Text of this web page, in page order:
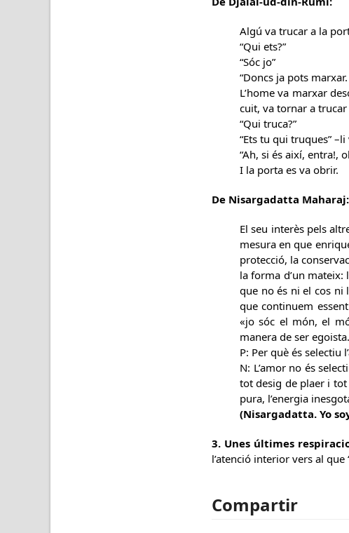
Algú va trucar a la
“Qui ets?”
“Sóc jo”
“Doncs ja pots
L’home va marxar
cuit, va tornar a trucar
“Qui truca?”
“Ets tu qui truques”
“Ah, si és així, entra!,
I la porta es va obrir.
De Nisargadatta Maharaj:
El seu interès pels
mesura en que
protecció, la
la forma d’un mateix:
que no és ni el cos ni
que continuem
«jo sóc el món, el
manera de ser
P: Per què és selectiu
N: L’amor no és
tot desig de plaer i tot
pura, l’energia
(Nisargadatta. Yo
3. Unes últimes
l’atenció interior vers al que
Compartir